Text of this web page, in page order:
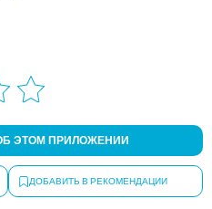
ЭТОМ ПРИЛОЖЕНИИ
ДОБАВИТЬ В РЕКОМЕНДАЦИИ